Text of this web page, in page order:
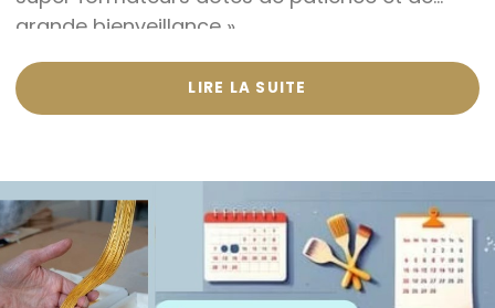
grande bienveillance »
LIRE LA SUITE